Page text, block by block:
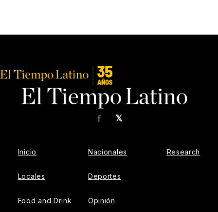
𝕏
Facebook
Inicio
Locales
Food and Drink
Nacionales
Deportes
Opinión
Research